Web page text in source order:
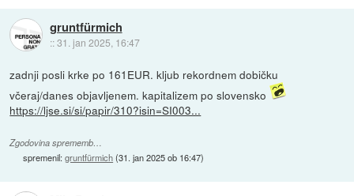
gruntfürmich
::31. jan 2025, 16:47
zadnji posli krke po 161EUR. kljub rekordnem dobičku
včeraj/danes objavljenem. kapitalizem po slovensko
https://ljse.si/si/papir/310?isin=SI003...
Zgodovina sprememb…
spremenil:gruntfürmich(31. jan 2025 ob 16:47)